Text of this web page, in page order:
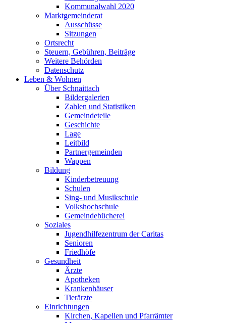
Kommunalwahl 2020
Marktgemeinderat
Ausschüsse
Sitzungen
Ortsrecht
Steuern, Gebühren, Beiträge
Weitere Behörden
Datenschutz
Leben & Wohnen
Über Schnaittach
Bildergalerien
Zahlen und Statistiken
Gemeindeteile
Geschichte
Lage
Leitbild
Partnergemeinden
Wappen
Bildung
Kinderbetreuung
Schulen
Sing- und Musikschule
Volkshochschule
Gemeindebücherei
Soziales
Jugendhilfezentrum der Caritas
Senioren
Friedhöfe
Gesundheit
Ärzte
Apotheken
Krankenhäuser
Tierärzte
Einrichtungen
Kirchen, Kapellen und Pfarrämter